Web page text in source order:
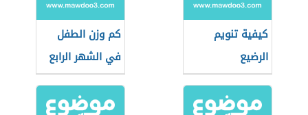
كيفية تنويم
الرضيع
كم وزن الطفل
في الشهر الرابع